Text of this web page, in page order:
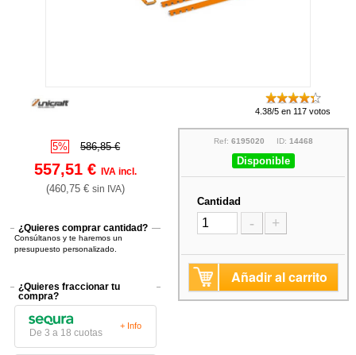
4.38/5 en 117 votos
5% 586,85 €
557,51 €IVA incl.
(460,75 €sin IVA)
¿Quieres comprar cantidad?
Consúltanos y te haremos un
presupuesto personalizado.
¿Quieres fraccionar tu
compra?
De 3 a 18 cuotas
+ Info
Ref: 6195020 ID: 14468
Disponible
Cantidad
- +
Añadir al carrito